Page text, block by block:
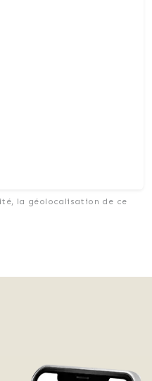
la géolocalisation de ce